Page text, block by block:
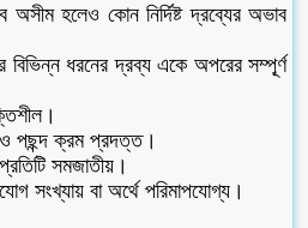
হলেও কোন নির্দিষ্ট দ্রব্যের অভাব
বিভিন্ন ধরনের দ্রব্য একে অপরের সম্পূ্র্ণ
পছন্দ ক্রম প্রদত্ত।
সমজাতীয়।
সংখ্যায় বা অর্থে পরিমাপযোগ্য।